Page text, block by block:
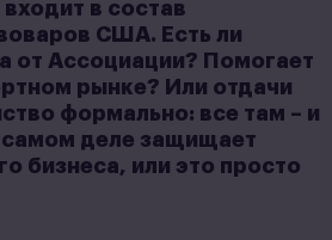
в состав
США. Есть ли
от Ассоциации? Помогает
рынке? Или отдачи
формально: все там – и
деле защищает
бизнеса, или это просто